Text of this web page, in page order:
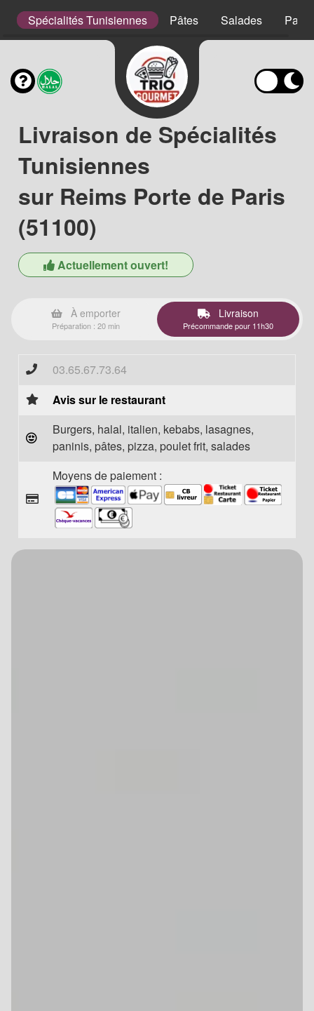
Spécialités Tunisiennes Pâtes Salades
Livraison de Spécialités
Tunisiennes
sur Reims Porte de Paris
(51100)
Actuellement ouvert!
À emporter
Préparation : 20 min
Livraison
Précommande pour 11h30
03.65.67.73.64
Avis sur le restaurant
Burgers, halal, italien, kebabs, lasagnes,
paninis, pâtes, pizza, poulet frit, salades
Moyens de paiement :